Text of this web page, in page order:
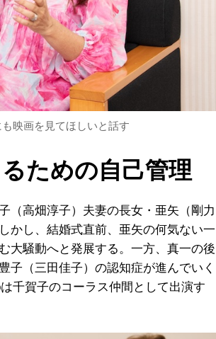
映画を見てほしいと話す
ための自己管理
（高畑淳子）夫妻の長女・亜矢（剛力
かし、結婚式直前、亜矢の何気ない一
大騒動へと発展する。一方、真一の後
子（三田佳子）の認知症が進んでいく
千賀子のコーラス仲間として出演す